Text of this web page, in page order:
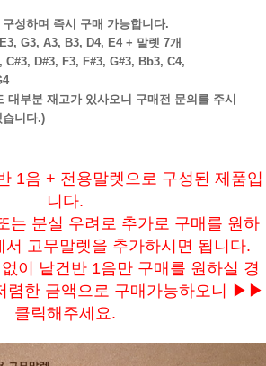
성하며 즉시 구매 가능합니다.
G3, A3, B3, D4, E4+ 말렛 7개
C#3, D#3, F3, F#3, G#3, Bb3, C4,
부분 재고가 있사오니 구매전 문의를 주시
니다.)
1음 + 전용말렛으로 구성된 제품입
니다.
는 분실 우려로 추가로 구매를 원하
서 고무말렛을 추가하시면 됩니다.
이 낱건반 1음만 구매를 원하실 경
렴한 금액으로 구매가능하오니 ▶▶
클릭해주세요.